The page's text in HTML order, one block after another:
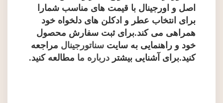
اصل و اورجینال با قیمت های مناسب شمارا
برای انتخاب عطر و ادکلن های دلخواه خود
همراهی می کند.برای ثبت سفارش محصول
خود و راهنمایی به سایت سناتورجینال مراجعه
کنید.برای آشنایی بیشتر درباره ما مطالعه کنید.